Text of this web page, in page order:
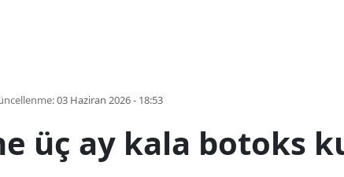
03 Haziran 2026 - 18:53
üç ay kala botoks